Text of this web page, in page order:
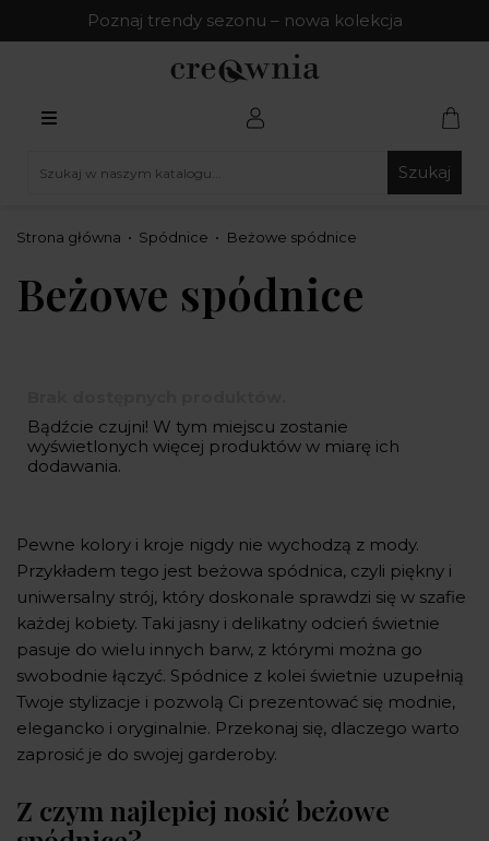
Poznaj trendy sezonu – nowa kolekcja
Szukaj
Strona główna Spódnice Beżowe spódnice
Beżowe spódnice
Bądźcie czujni! W tym miejscu zostanie
wyświetlonych więcej produktów w miarę ich
dodawania.
Pewne kolory i kroje nigdy nie wychodzą z mody.
Przykładem tego jest beżowa spódnica, czyli piękny i
uniwersalny strój, który doskonale sprawdzi się w szafie
każdej kobiety. Taki jasny i delikatny odcień świetnie
pasuje do wielu innych barw, z którymi można go
swobodnie łączyć. Spódnice z kolei świetnie uzupełnią
Twoje stylizacje i pozwolą Ci prezentować się modnie,
elegancko i oryginalnie. Przekonaj się, dlaczego warto
zaprosić je do swojej garderoby.
Z czym najlepiej nosić beżowe